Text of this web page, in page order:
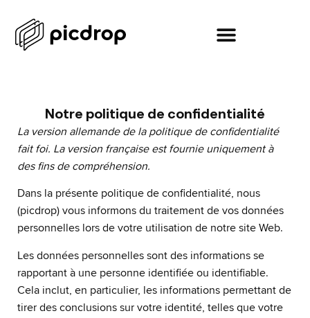
Notre politique de confidentialité
La version allemande de la politique de confidentialité
fait foi. La version française est fournie uniquement à
des fins de compréhension.
Dans la présente politique de confidentialité, nous
(picdrop) vous informons du traitement de vos données
personnelles lors de votre utilisation de notre site Web.
Les données personnelles sont des informations se
rapportant à une personne identifiée ou identifiable.
Cela inclut, en particulier, les informations permettant de
tirer des conclusions sur votre identité, telles que votre